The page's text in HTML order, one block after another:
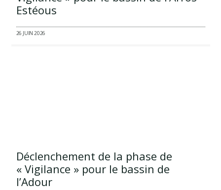
Estéous
26 JUIN 2026
Déclenchement de la phase de
« Vigilance » pour le bassin de
l’Adour